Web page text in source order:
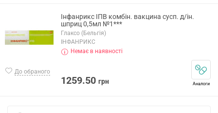
До обраного
Інфанрикс ІПВ комбін. вакцина сусп. д/ін.
шприц 0,5мл №1***
Глаксо (Бельгія)
ІНФАНРИКС
Немає в наявності
1259.50 грн Аналоги